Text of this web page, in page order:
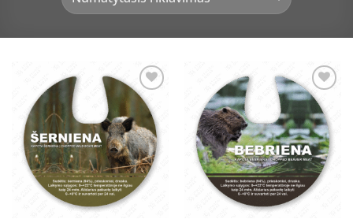
Pridėti
į norų
sąrašą
Pridėti
į norų
sąrašą